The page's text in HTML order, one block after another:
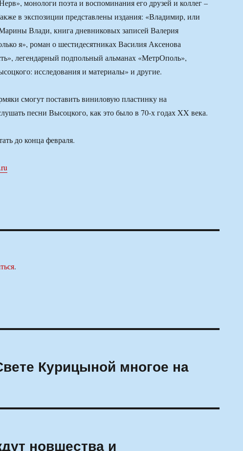
монологи поэта и воспоминания его друзей и коллег –
в экспозиции представлены издания: «Владимир, или
Влади, книга дневниковых записей Валерия
я», роман о шестидесятниках Василия Аксенова
легендарный подпольный альманах «МетрОполь»,
исследования и материалы» и другие.
смогут поставить виниловую пластинку на
песни Высоцкого, как это было в 70-х годах XX века.
до конца февраля.
.
Курицыной многое на
новшества и